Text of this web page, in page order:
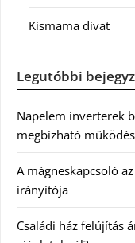
Kismama divat
Legutóbbi
Napelem inverterek
megbízható
A mágneskapcsoló
irányítója
Családi ház felújítás